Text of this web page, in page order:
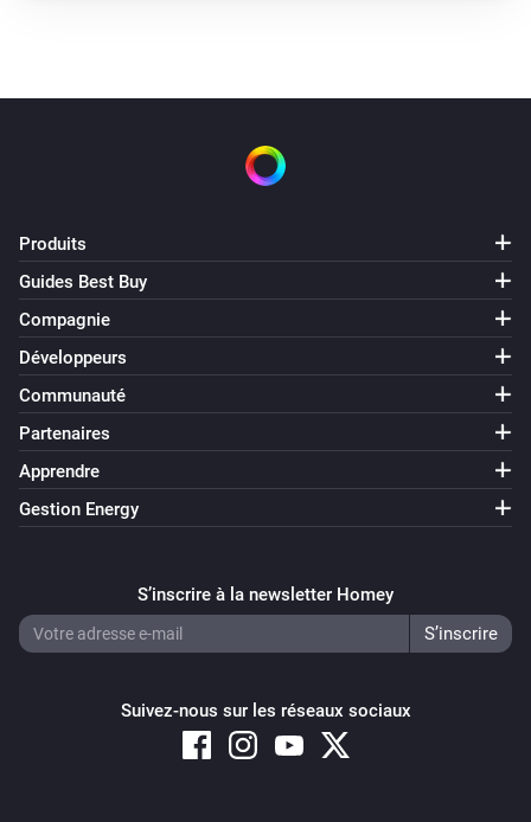
Produits
Guides Best Buy
Compagnie
Développeurs
Communauté
Partenaires
Apprendre
Gestion Energy
S’inscrire à la newsletter Homey
Suivez-nous sur les réseaux sociaux